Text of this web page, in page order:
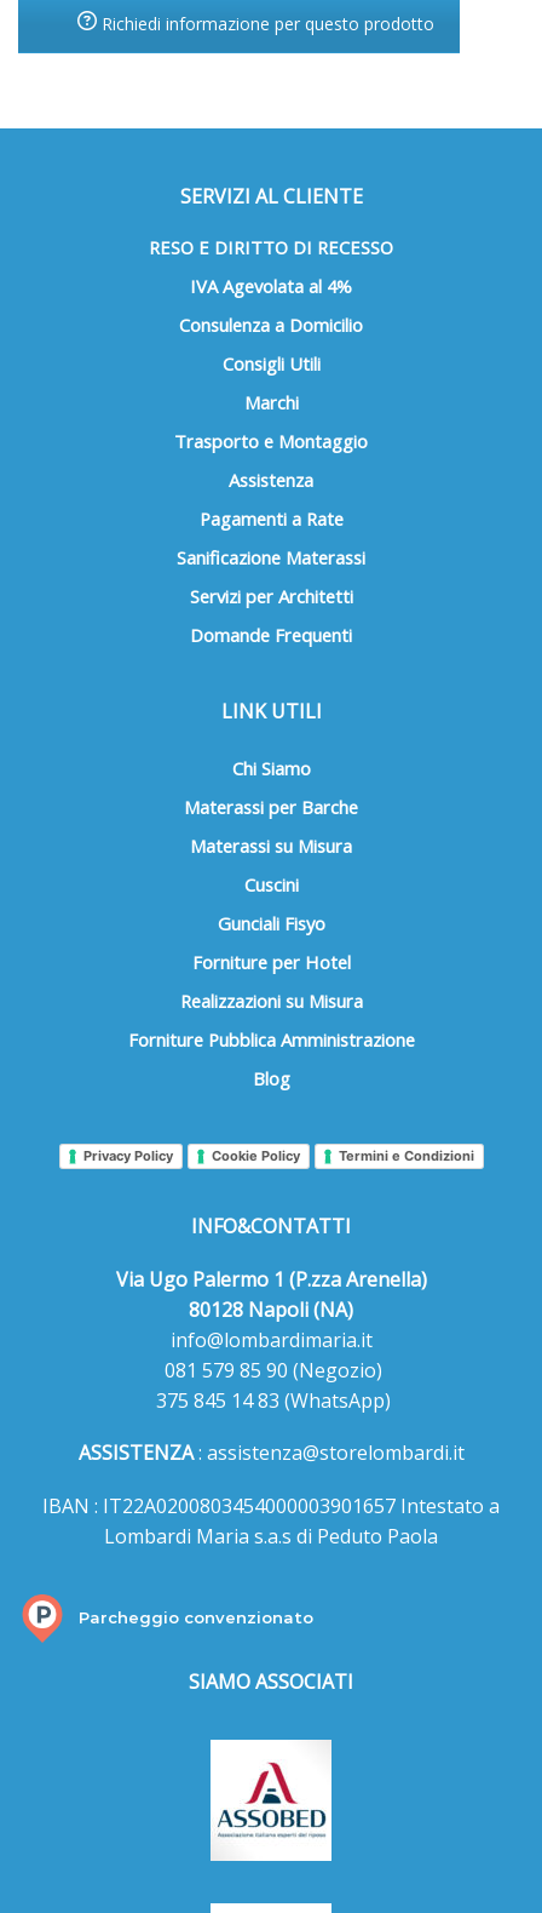
Richiedi informazione per questo prodotto
SERVIZI AL CLIENTE
RESO E DIRITTO DI RECESSO
IVA Agevolata al 4%
Consulenza a Domicilio
Consigli Utili
Marchi
Trasporto e Montaggio
Assistenza
Pagamenti a Rate
Sanificazione Materassi
Servizi per Architetti
Domande Frequenti
LINK UTILI
Chi Siamo
Materassi per Barche
Materassi su Misura
Cuscini
Gunciali Fisyo
Forniture per Hotel
Realizzazioni su Misura
Forniture Pubblica Amministrazione
Blog
Privacy Policy Cookie Policy Termini e Condizioni
INFO&CONTATTI
Via Ugo Palermo 1 (P.zza Arenella)
80128 Napoli (NA)
info@lombardimaria.it
081 579 85 90 (Negozio)
375 845 14 83 (WhatsApp)
ASSISTENZA: assistenza@storelombardi.it
IBAN : IT22A0200803454000003901657 Intestato a
Lombardi Maria s.a.s di Peduto Paola
Parcheggio convenzionato
SIAMO ASSOCIATI